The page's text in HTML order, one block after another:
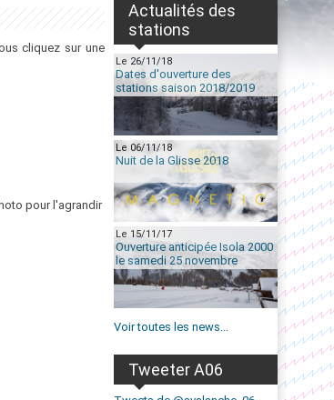
cliquez sur une
pour l'agrandir
Actualités des
stations
Le 26/11/18
Dates d'ouverture des
stations saison 2018/2019
Le 06/11/18
Nuit de la Glisse 2018
Le 15/11/17
Ouverture anticipée Isola 2000
le samedi 25 novembre
Voir toutes les news...
Tweeter A06